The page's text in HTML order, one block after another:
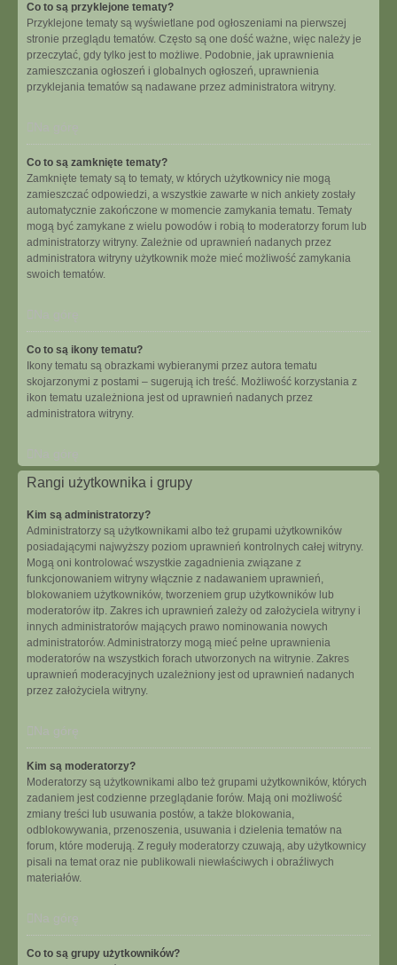
Co to są przyklejone tematy?
Przyklejone tematy są wyświetlane pod ogłoszeniami na pierwszej
stronie przeglądu tematów. Często są one dość ważne, więc należy je
przeczytać, gdy tylko jest to możliwe. Podobnie, jak uprawnienia
zamieszczania ogłoszeń i globalnych ogłoszeń, uprawnienia
przyklejania tematów są nadawane przez administratora witryny.
Co to są zamknięte tematy?
Zamknięte tematy są to tematy, w których użytkownicy nie mogą
zamieszczać odpowiedzi, a wszystkie zawarte w nich ankiety zostały
automatycznie zakończone w momencie zamykania tematu. Tematy
mogą być zamykane z wielu powodów i robią to moderatorzy forum lub
administratorzy witryny. Zależnie od uprawnień nadanych przez
administratora witryny użytkownik może mieć możliwość zamykania
swoich tematów.
Co to są ikony tematu?
Ikony tematu są obrazkami wybieranymi przez autora tematu
skojarzonymi z postami – sugerują ich treść. Możliwość korzystania z
ikon tematu uzależniona jest od uprawnień nadanych przez
administratora witryny.
Rangi użytkownika i grupy
Kim są administratorzy?
Administratorzy są użytkownikami albo też grupami użytkowników
posiadającymi najwyższy poziom uprawnień kontrolnych całej witryny.
Mogą oni kontrolować wszystkie zagadnienia związane z
funkcjonowaniem witryny włącznie z nadawaniem uprawnień,
blokowaniem użytkowników, tworzeniem grup użytkowników lub
moderatorów itp. Zakres ich uprawnień zależy od założyciela witryny i
innych administratorów mających prawo nominowania nowych
administratorów. Administratorzy mogą mieć pełne uprawnienia
moderatorów na wszystkich forach utworzonych na witrynie. Zakres
uprawnień moderacyjnych uzależniony jest od uprawnień nadanych
przez założyciela witryny.
Na górę
Kim są moderatorzy?
Moderatorzy są użytkownikami albo też grupami użytkowników, których
zadaniem jest codzienne przeglądanie forów. Mają oni możliwość
zmiany treści lub usuwania postów, a także blokowania,
odblokowywania, przenoszenia, usuwania i dzielenia tematów na
forum, które moderują. Z reguły moderatorzy czuwają, aby użytkownicy
pisali na temat oraz nie publikowali niewłaściwych i obraźliwych
materiałów.
Na górę
Co to są grupy użytkowników?